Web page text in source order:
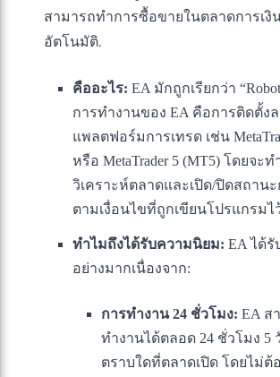
สามารถทำการซื้อขายในตลาดการเงิ
อัตโนมัติ.
คืออะไร: EA มักถูกเรียกว่า
การทำงานของ EA คือการติดตั้ง
แพลตฟอร์มการเทรด เช่น
หรือ MetaTrader 5 (MT5) โดยจะ
วิเคราะห์ตลาดและเปิด/ปิดสถาน
ตามเงื่อนไขที่ถูกเขียนโปรแกรมไ
ทำไมถึงได้รับความนิยม: EA ได้
อย่างมากเนื่องจาก:
การทำงาน 24 ชั่วโมง: EA ส
ทำงานได้ตลอด 24 ชั่วโมง 5
ตราบใดที่ตลาดเปิด โดยไม่ต้